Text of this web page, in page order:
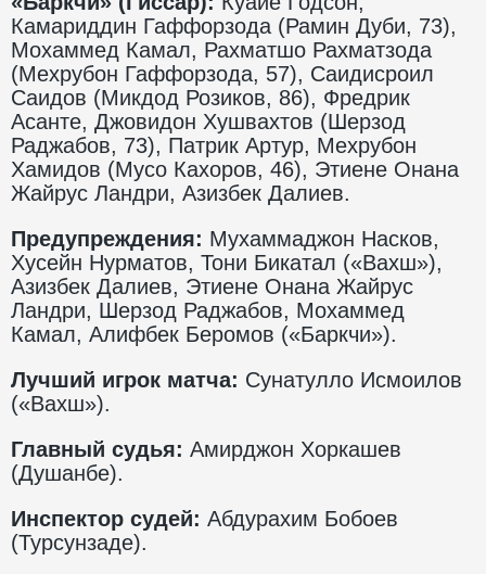
Камариддин Гаффорзода (Рамин Дуби, 73),
Мохаммед Камал, Рахматшо Рахматзода
(Мехрубон Гаффорзода, 57), Саидисроил
Саидов (Микдод Розиков, 86), Фредрик
Асанте, Джовидон Хушвахтов (Шерзод
Раджабов, 73), Патрик Артур, Мехрубон
Хамидов (Мусо Кахоров, 46), Этиене Онана
Жайрус Ландри, Азизбек Далиев.
Предупреждения: Мухаммаджон Насков,
Хусейн Нурматов, Тони Бикатал («Вахш»),
Азизбек Далиев, Этиене Онана Жайрус
Ландри, Шерзод Раджабов, Мохаммед
Камал, Алифбек Беромов («Баркчи»).
Лучший игрок матча: Сунатулло Исмоилов
(«Вахш»).
Главный судья: Амирджон Хоркашев
(Душанбе).
Инспектор судей: Абдурахим Бобоев
(Турсунзаде).